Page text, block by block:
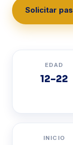
Solicitar
EDAD
12–22
INICIO